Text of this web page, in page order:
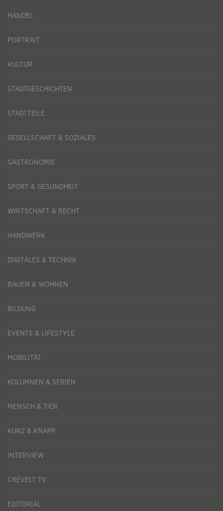
HANDEL
PORTRAIT
KULTUR
STADTGESCHICHTEN
STADTTEILE
GESELLSCHAFT & SOZIALES
GASTRONOMIE
SPORT & GESUNDHEIT
WIRTSCHAFT & RECHT
HANDWERK
DIGITALES & TECHNIK
BAUEN & WOHNEN
BILDUNG
EVENTS & LIFESTYLE
MOBILITÄT
KOLUMNEN & SERIEN
MENSCH & TIER
KURZ & KNAPP
INTERVIEW
CREVELT TV
EDITORIAL